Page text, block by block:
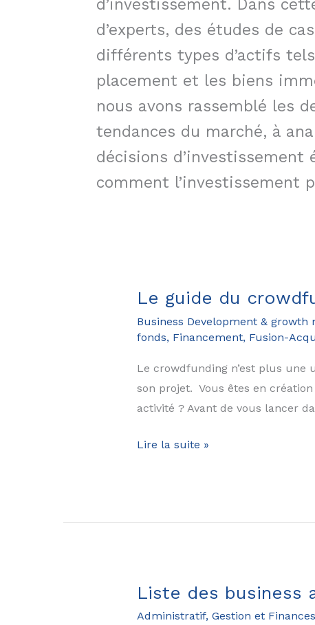
d’investissement. Dans
d’experts, des études de
différents types d’actifs
placement et les biens
nous avons rassemblé les
tendances du marché, à
décisions d’investissement
comment l’investissement
Le guide du
Business Development & growth
fonds, Financement, Fusion-
Le crowdfunding n’est plus une
son projet. Vous êtes en
activité ? Avant de vous lancer
Le
et
fonds
en
Lire la suite »
Liste des business
Administratif, Gestion et Finances